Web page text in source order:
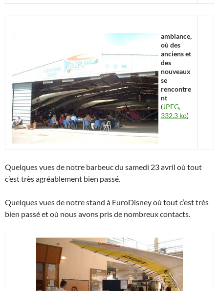
ambiance,
où des
anciens et
des
nouveaux
se
rencontre
nt
(JPEG,
332.3 ko)
Quelques vues de notre barbeuc du samedi 23 avril où tout
c’est très agréablement bien passé.
Quelques vues de notre stand à EuroDisney où tout c’est très
bien passé et où nous avons pris de nombreux contacts.